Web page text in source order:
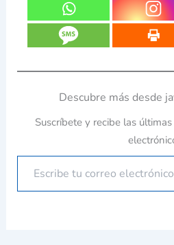
Descubre más desde
Suscríbete y recibe las